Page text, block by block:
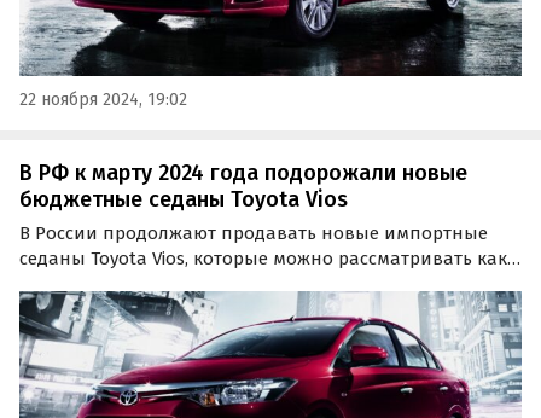
22 ноября 2024, 19:02
В РФ к марту 2024 года подорожали новые
бюджетные седаны Toyota Vios
В России продолжают продавать новые импортные
седаны Toyota Vios, которые можно рассматривать как
с февраля подросли: если тогда они начинались от 1
799 000 рублей, то сейчас минимальный ценник…